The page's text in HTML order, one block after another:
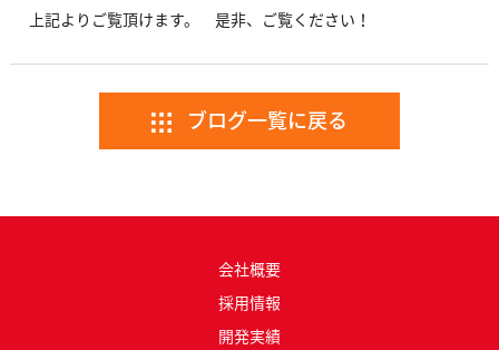
上記よりご覧頂けます。 是非、ご覧ください！
ブログ一覧に戻る
会社概要
採用情報
開発実績